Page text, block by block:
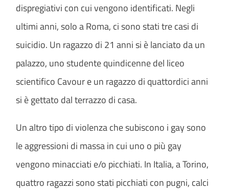
dispregiativi con cui vengono identificati. Negli
ultimi anni, solo a Roma, ci sono stati tre casi di
suicidio. Un ragazzo di 21 anni si è lanciato da un
palazzo, uno studente quindicenne del liceo
scientifico Cavour e un ragazzo di quattordici anni
si è gettato dal terrazzo di casa.
Un altro tipo di violenza che subiscono i gay sono
le aggressioni di massa in cui uno o più gay
vengono minacciati e/o picchiati. In Italia, a Torino,
quattro ragazzi sono stati picchiati con pugni, calci